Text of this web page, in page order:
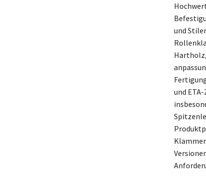
und
und